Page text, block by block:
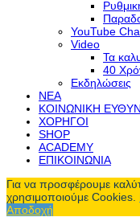
YouTube
Video
Τα
40
Εκδηλώσεις
ΝΕΑ
ΚΟΙΝΩΝΙΚΗ
ΧΟΡΗΓΟΙ
SHOP
ACADEMY
ΕΠΙΚΟΙΝΩΝΙΑ
Για να προσφέρουμε
χρησιμοποιούμε Cookies.
Αποδοχή